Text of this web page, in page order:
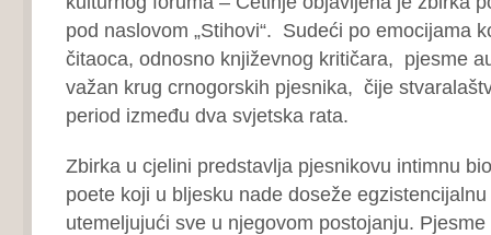
pod naslovom „Stihovi“. Sudeći po emocijama
čitaoca, odnosno književnog kritičara, pjesme
važan krug crnogorskih pjesnika, čije
period između dva svjetska rata.
Zbirka u cjelini predstavlja pjesnikovu intimnu
poete koji u bljesku nade doseže
utemeljujući sve u njegovom postojanju.